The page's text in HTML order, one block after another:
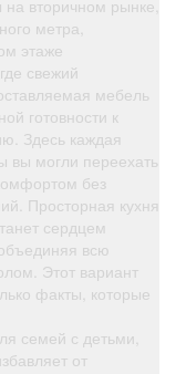
вторичном рынке,
метра,
этаже
свежий
мебель
готовности к
Здесь каждая
вы могли переехать
без
Просторная кухня
сердцем
всю
Этот вариант
факты, которые
семей с детьми,
от